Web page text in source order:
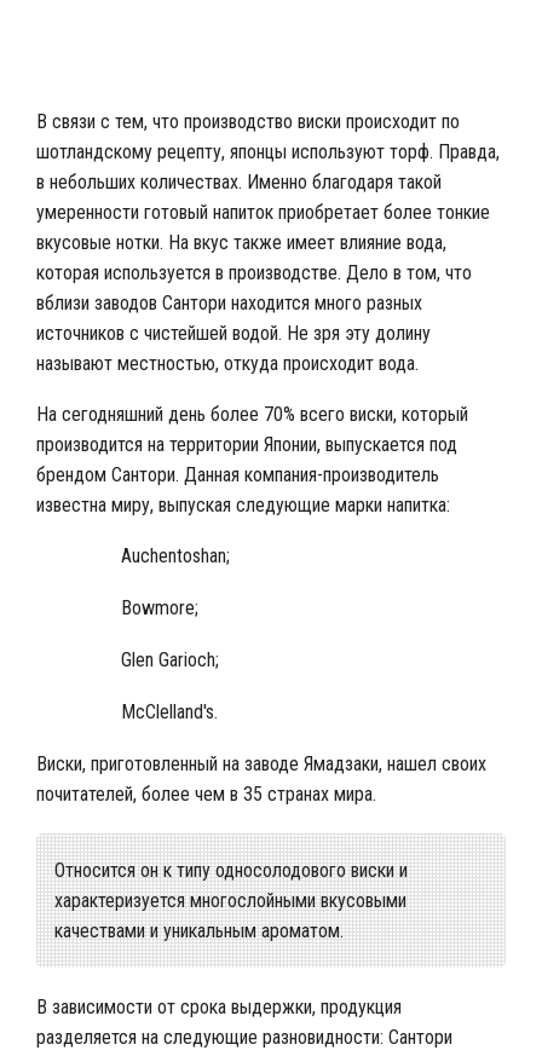
В связи с тем, что производство виски происходит по
шотландскому рецепту, японцы используют торф. Правда,
в небольших количествах. Именно благодаря такой
умеренности готовый напиток приобретает более тонкие
вкусовые нотки. На вкус также имеет влияние вода,
которая используется в производстве. Дело в том, что
вблизи заводов Сантори находится много разных
источников с чистейшей водой. Не зря эту долину
называют местностью, откуда происходит вода.
На сегодняшний день более 70% всего виски, который
производится на территории Японии, выпускается под
брендом Сантори. Данная компания-производитель
известна миру, выпуская следующие марки напитка:
Auchentoshan;
Bowmore;
Glen Garioch;
McClelland's.
Виски, приготовленный на заводе Ямадзаки, нашел своих
почитателей, более чем в 35 странах мира.
Относится он к типу односолодового виски и
характеризуется многослойными вкусовыми
качествами и уникальным ароматом.
В зависимости от срока выдержки, продукция
разделяется на следующие разновидности: Сантори